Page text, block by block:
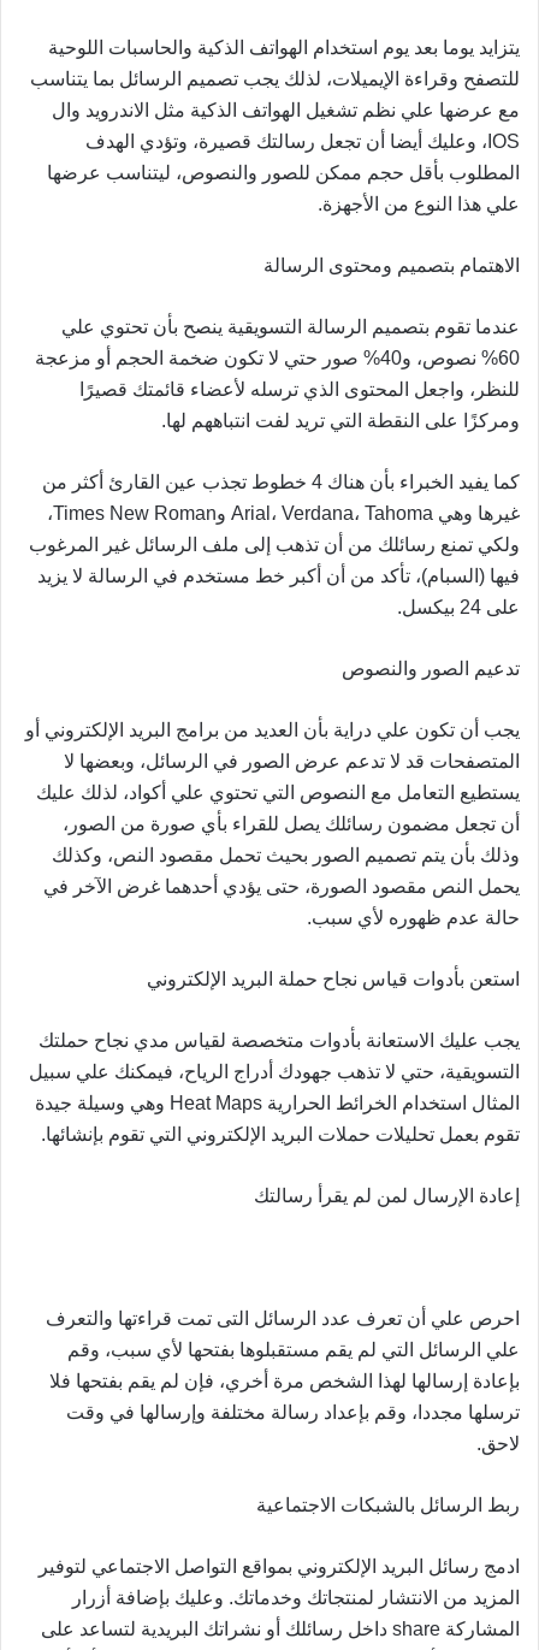
يتزايد يوما بعد يوم استخدام الهواتف الذكية والحاسبات اللوحية
للتصفح وقراءة الإيميلات، لذلك يجب تصميم الرسائل بما يتناسب
مع عرضها علي نظم تشغيل الهواتف الذكية مثل الاندرويد وال
IOS، وعليك أيضا أن تجعل رسالتك قصيرة، وتؤدي الهدف
المطلوب بأقل حجم ممكن للصور والنصوص، ليتناسب عرضها
علي هذا النوع من الأجهزة.
الاهتمام بتصميم ومحتوى الرسالة
عندما تقوم بتصميم الرسالة التسويقية ينصح بأن تحتوي علي
60% نصوص، و40% صور حتي لا تكون ضخمة الحجم أو مزعجة
للنظر، واجعل المحتوى الذي ترسله لأعضاء قائمتك قصيرًا
ومركزًا على النقطة التي تريد لفت انتباههم لها.
كما يفيد الخبراء بأن هناك 4 خطوط تجذب عين القارئ أكثر من
غيرها وهي Arial، Verdana، Tahoma وTimes New Roman،
ولكي تمنع رسائلك من أن تذهب إلى ملف الرسائل غير المرغوب
فيها (السبام)، تأكد من أن أكبر خط مستخدم في الرسالة لا يزيد
على 24 بيكسل.
تدعيم الصور والنصوص
يجب أن تكون علي دراية بأن العديد من برامج البريد الإلكتروني أو
المتصفحات قد لا تدعم عرض الصور في الرسائل، وبعضها لا
يستطيع التعامل مع النصوص التي تحتوي علي أكواد، لذلك عليك
أن تجعل مضمون رسائلك يصل للقراء بأي صورة من الصور،
وذلك بأن يتم تصميم الصور بحيث تحمل مقصود النص، وكذلك
يحمل النص مقصود الصورة، حتى يؤدي أحدهما غرض الآخر في
حالة عدم ظهوره لأي سبب.
استعن بأدوات قياس نجاح حملة البريد الإلكتروني
يجب عليك الاستعانة بأدوات متخصصة لقياس مدي نجاح حملتك
التسويقية، حتي لا تذهب جهودك أدراج الرياح، فيمكنك علي سبيل
المثال استخدام الخرائط الحرارية Heat Maps وهي وسيلة جيدة
تقوم بعمل تحليلات حملات البريد الإلكتروني التي تقوم بإنشائها.
إعادة الإرسال لمن لم يقرأ رسالتك
احرص علي أن تعرف عدد الرسائل التى تمت قراءتها والتعرف
علي الرسائل التي لم يقم مستقبلوها بفتحها لأي سبب، وقم
بإعادة إرسالها لهذا الشخص مرة أخري، فإن لم يقم بفتحها فلا
ترسلها مجددا، وقم بإعداد رسالة مختلفة وإرسالها في وقت
لاحق.
ربط الرسائل بالشبكات الاجتماعية
ادمج رسائل البريد الإلكتروني بمواقع التواصل الاجتماعي لتوفير
المزيد من الانتشار لمنتجاتك وخدماتك. وعليك بإضافة أزرار
المشاركة share داخل رسائلك أو نشراتك البريدية لتساعد على